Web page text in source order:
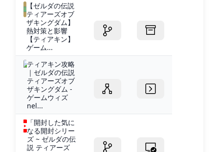
【ゼルダの伝説
ティアーズオブ
ザキングダム】
熱対策と影響
【ティアキン】
ゲーム...
ティアキン攻略
｜ゼルダの伝説
ティアーズオブ
ザキングダム -
ゲームウィズ
nel...
「開封した気に
なる開封シリー
ズ ~ ゼルダの伝
説 ティアーズ